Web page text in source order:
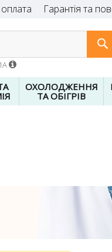
Гарантія та
ОХОЛОДЖЕННЯ
ТА ОБІГРІВ